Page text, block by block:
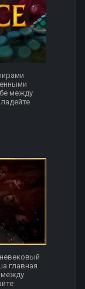
между
главная
между